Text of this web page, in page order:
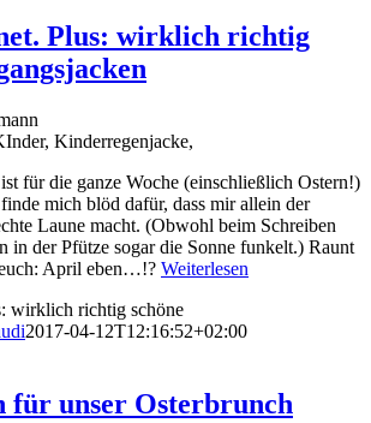
Plus: wirklich richtig
für die ganze Woche (einschließlich Ostern!)
mich blöd dafür, dass mir allein der
Laune macht. (Obwohl beim Schreiben
in der Pfütze sogar die Sonne funkelt.) Raunt
April eben…!? Weiterlesen
wirklich richtig schöne
2017-04-12T12:16:52+02:00
für unser Osterbrunch